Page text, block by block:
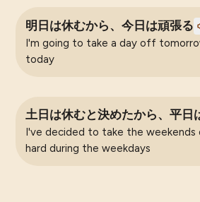
明日は休むから、今日は頑張る
I'm going to take a day off
today
土日は休むと決めたから、平日
I've decided to take the weekends
hard during the weekdays